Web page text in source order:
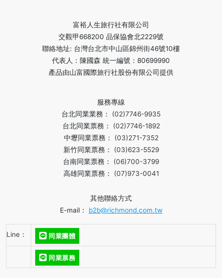
富裕人生旅行社有限公司
交觀甲668200 品保協會北2229號
聯絡地址: 台灣台北市中山區錦州街46號10樓
代表人：陳國森 統一編號：80699990
產品由山富國際旅行社股份有限公司提供
服務專線
台北同業業務： (02)7746-9935
台北同業票務： (02)7746-1892
中壢同業票務： (03)271-7352
新竹同業票務： (03)623-5529
台南同業票務： (06)700-3799
高雄同業票務： (07)973-0041
其他聯絡方式
E-mail： b2b@richmond.com.tw
Line： 同業團體
同業票務